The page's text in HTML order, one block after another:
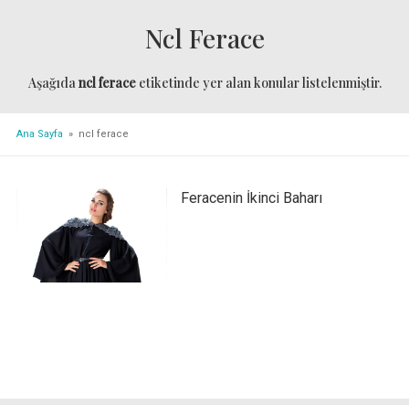
Ncl Ferace
Aşağıdancl feraceetiketinde yer alan konular listelenmiştir.
Ana Sayfa » ncl ferace
Feracenin İkinci Baharı